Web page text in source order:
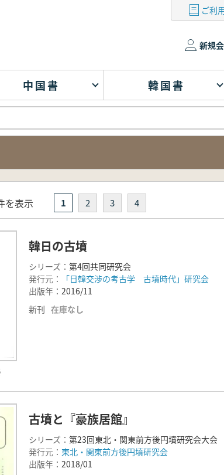
ご利
新規
中国書 韓国書
を表示 1 2 3 4
韓日の古墳
シリーズ： 第4回共同研究会
発行元：
「日韓交渉の考古学 古墳時代」研究会
出版年： 2016/11
新刊 在庫なし
古墳と『豪族居館』
シリーズ： 第23回東北・関東前方後円墳研究会大会
発行元： 東北・関東前方後円墳研究会
出版年： 2018/01